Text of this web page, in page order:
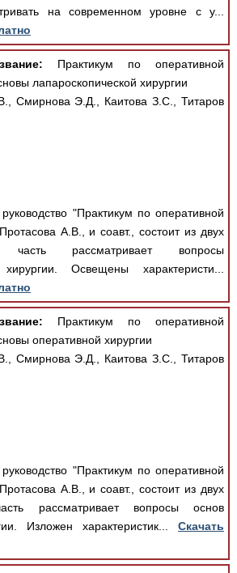
на современном уровне с у...
Практикум по оперативной
лапароскопической хирургии
Смирнова Э.Д., Каитова З.С., Титаров
"Практикум по оперативной
А.В., и соавт., состоит из двух
рассматривает вопросы
хирургии. Освещены характеристи...
Практикум по оперативной
оперативной хирургии
Смирнова Э.Д., Каитова З.С., Титаров
"Практикум по оперативной
А.В., и соавт., состоит из двух
рассматривает вопросы основ
Изложен характеристик...Скачать